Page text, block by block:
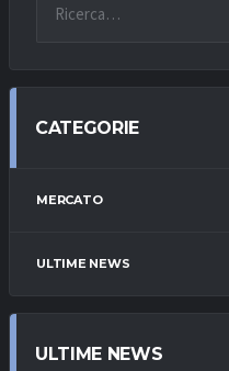
CATEGORIE
MERCATO
ULTIME NEWS
ULTIME NEWS